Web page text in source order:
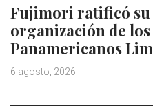
Fujimori ratificó su
organización de los
Panamericanos
6 agosto, 2026